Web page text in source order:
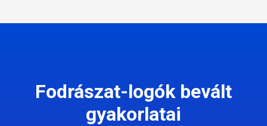
Fodrászat-logók bevált
gyakorlatai